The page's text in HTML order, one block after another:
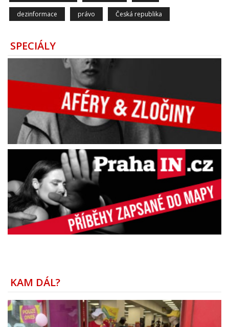
dezinformace právo Česká republika
SPECIÁLY
KAM DÁL?